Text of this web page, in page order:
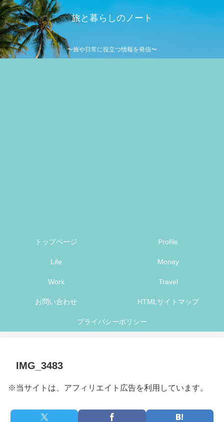
旅と暮らしのノート
〜旅や日常に役立つ情報を発信〜
トップページ Profile
Life Money
Work Travel
お問い合わせ HTMLサイトマップ
プライバシーポリシー
IMG_3483
※当サイトは、アフィリエイト広告を利用しています。